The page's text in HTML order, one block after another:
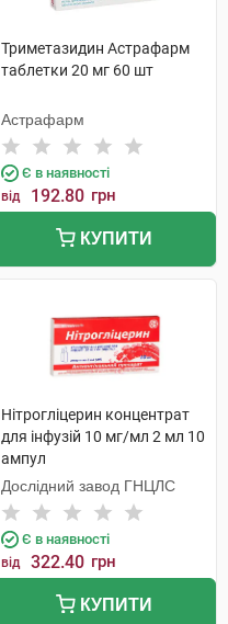
Триметазидин Астрафарм
таблетки 20 мг 60 шт
Астрафарм
Є в наявності
від 192.80 грн
КУПИТИ
Нітрогліцерин концентрат
для інфузій 10 мг/мл 2 мл 10
ампул
Дослідний завод ГНЦЛС
Є в наявності
від 322.40 грн
КУПИТИ